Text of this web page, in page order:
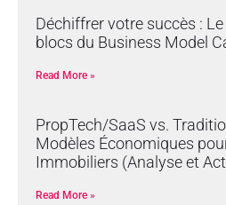
Déchiffrer votre succès :
blocs du Business Model
Read More »
PropTech/SaaS vs.
Modèles Économiques
Immobiliers (Analyse et
Read More »